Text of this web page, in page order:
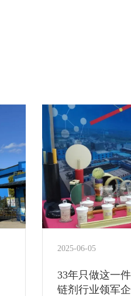
2025-06-05
33年只做这一
链剂行业领军